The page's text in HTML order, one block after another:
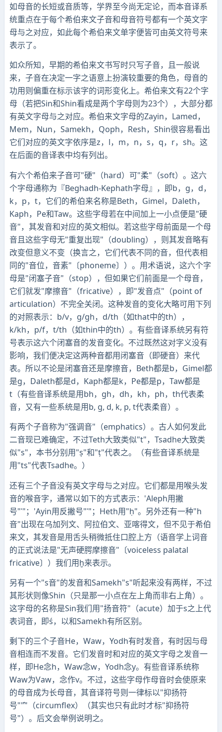
如母音的长短或音质等，学界至今尚无定论，而本音译系
统重点在于每个希伯来文子音和母音符号都有一个英文字
母与之对应，如此每个希伯来文单字便皆可由英文符号来
表示了。
如众所知，早期的希伯来文书写时只写子音，且一般说
来，子音在决定一字之语意上扮演较重要的角色，母音的
功用则偏重在标示该字的词形变化上。希伯来文有22个字
母（若把Sin和Shin看成是两个字母则为23个），大部分都
有英文字母与之对应。希伯来文字母的Zayin，Lamed，
Mem，Nun，Samekh，Qoph，Resh，Shin很容易看出
它们对应的英文字依序是z，l，m，n，s，q，r，sh。这
在后面的音译表中均有列出。
有六个希伯来子音可"硬"（hard）可"柔"（soft）。这六
个字母通称为『Beghadh-Kephath字母』，即b，g，d，
k，p，t，它们的希伯来名称是Beth，Gimel，Daleth，
Kaph，Pe和Taw。这些字母若在中间加上一小点便是"硬
音"，其发音和对应的英文相似。若这些字母前面是一个母
音且这些字母无"重复出现"（doubling），则其发音略有
改变但意义不变（换言之，它们代表不同的音，但代表相
同的"音位，音素"〔phoneme〕）。用术语说，这六个字
母是"闭塞子音"（stop），但如果它们前面是一个母音，
它们就发"摩擦音"（fricative），即"发音点"（point of
articulation）不完全关闭。这种发音的变化大略可用下列
的对照表示：b/v，g/gh，d/th（如that中的th），
k/kh，p/f，t/th（如thin中的th）。有些音译系统另有符
号表示这六个闭塞音的发音变化。不过既然这对字义没有
影响，我们便决定这两种音都用闭塞音（即硬音）来代
表。所以不论是闭塞音还是摩擦音，Beth都是b，Gimel都
是g，Daleth都是d，Kaph都是k，Pe都是p，Taw都是
t（有些音译系统是用bh，gh，dh，kh，ph，th代表柔
音，又有一些系统是用b, g, d, k, p, t代表柔音）。
有两个子音称为"强调音"（emphatics）。古人如何发此
二音现已难确定，不过Teth大致类似"t"，Tsadhe大致类
似"s"，本书分别用"ṣ"和"ṭ"代表之。（有些音译系统是
用"ts"代表Tsadhe。）
还有三个子音没有英文字母与之对应。它们都是用喉头发
音的喉音字，通常以如下的方式表示：'Aleph用撇
号"ʾ"；'Ayin用反撇号"ʿ"；Heth用"ḥ"。另外还有一种"h
音"出现在乌加列文、阿拉伯文、亚喀得文，但不见于希伯
来文，其发音是用舌头稍微抵住口腔上方（语音学上词音
的正式说法是"无声硬腭摩擦音"〔voiceless palatal
fricative〕）我们用ḫ来表示。
另有一个"s音"的发音和Samekh"s"听起来没有两样，不过
其形状则像Shin（只是那一小点在左上角而非右上角）。
这字母的名称是Sin我们用"扬音符"（acute）加于s之上代
表词音，即ś，以和Samekh有所区别。
剩下的三个子音He，Waw，Yodh有时发音，有时因与母
音相连而不发音。它们发音时和对应的英文字母之发音一
样，即He念h，Waw念w，Yodh念y。有些音译系统称
Waw为Vaw，念作v。不过，这些字母作母音时会使原来
的母音成为长母音，其音译符号则一律标以"抑扬符
号""̂"（circumflex）（其实也只有此时才标"抑扬符
号"）。后文会举例说明之。